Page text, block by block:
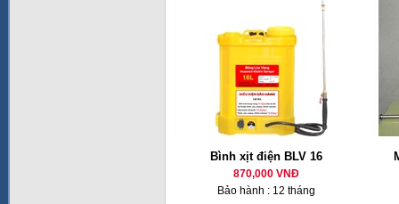
Bình xịt điện BLV 16
870,000 VNĐ
Bảo hành : 12 tháng